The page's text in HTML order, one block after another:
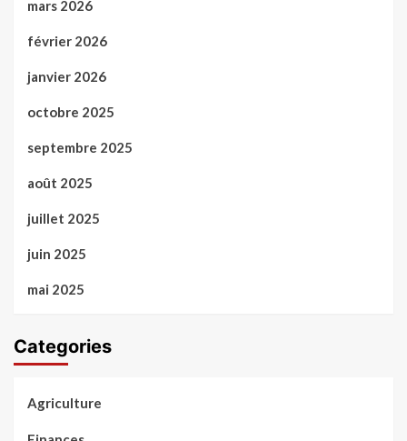
mars 2026
février 2026
janvier 2026
octobre 2025
septembre 2025
août 2025
juillet 2025
juin 2025
mai 2025
Categories
Agriculture